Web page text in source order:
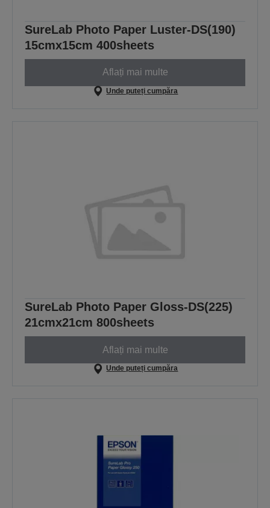
SureLab Photo Paper Luster-DS(190)
15cmx15cm 400sheets
Aflați mai multe
Unde puteți cumpăra
SureLab Photo Paper Gloss-DS(225)
21cmx21cm 800sheets
Aflați mai multe
Unde puteți cumpăra